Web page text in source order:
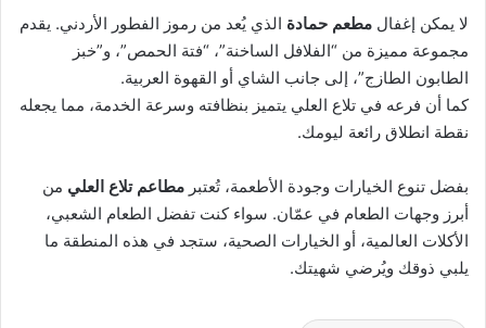
لا يمكن إغفال مطعم حمادة الذي يُعد من رموز الفطور الأردني. يقدم
مجموعة مميزة من “الفلافل الساخنة”، “فتة الحمص”، و”خبز
الطابون الطازج”، إلى جانب الشاي أو القهوة العربية.
كما أن فرعه في تلاع العلي يتميز بنظافته وسرعة الخدمة، مما يجعله
نقطة انطلاق رائعة ليومك.
بفضل تنوع الخيارات وجودة الأطعمة، تُعتبر مطاعم تلاع العلي من
أبرز وجهات الطعام في عمّان. سواء كنت تفضل الطعام الشعبي،
الأكلات العالمية، أو الخيارات الصحية، ستجد في هذه المنطقة ما
يلبي ذوقك ويُرضي شهيتك.